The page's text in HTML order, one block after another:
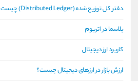
دفتر کل توزیع شده (Distributed Ledger) چیست؟
پلاسما در اتریوم
کاربرد ارز دیجیتال
ارزش بازار در ارزهای دیجیتال چیست؟